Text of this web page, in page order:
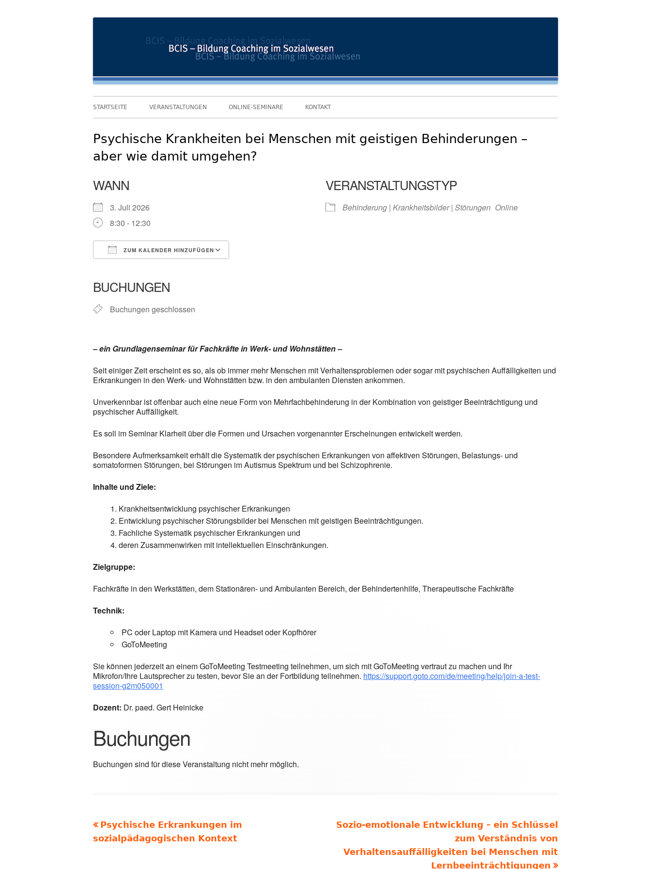
BCIS
Primäres
STARTSEITE VERANSTALTUNGEN ONLINE-SEMINARE KONTAKT
Psychische Krankheiten bei Menschen mit geistigen Behinderungen –
aber wie damit umgehen?
WANN
3. Juli 2026
8:30 - 12:30
ZUM KALENDER HINZUFÜGEN
BUCHUNGEN
Buchungen geschlossen
VERANSTALTUNGSTYP
Behinderung | Krankheitsbilder | Störungen Online
– ein Grundlagenseminar für Fachkräfte in Werk- und Wohnstätten –
Seit einiger Zeit erscheint es so, als ob immer mehr Menschen mit Verhaltensproblemen oder sogar mit psychischen Auffälligkeiten und
Erkrankungen in den Werk- und Wohnstätten bzw. in den ambulanten Diensten ankommen.
Unverkennbar ist offenbar auch eine neue Form von Mehrfachbehinderung in der Kombination von geistiger Beeinträchtigung und
psychischer Auffälligkeit.
Es soll im Seminar Klarheit über die Formen und Ursachen vorgenannter Erscheinungen entwickelt werden.
Besondere Aufmerksamkeit erhält die Systematik der psychischen Erkrankungen von affektiven Störungen, Belastungs- und
somatoformen Störungen, bei Störungen im Autismus Spektrum und bei Schizophrenie.
Inhalte und Ziele:
Krankheitsentwicklung psychischer Erkrankungen
Entwicklung psychischer Störungsbilder bei Menschen mit geistigen Beeinträchtigungen.
Fachliche Systematik psychischer Erkrankungen und
deren Zusammenwirken mit intellektuellen Einschränkungen.
Zielgruppe:
Fachkräfte in den Werkstätten, dem Stationären- und Ambulanten Bereich, der Behindertenhilfe, Therapeutische Fachkräfte
Technik:
PC oder Laptop mit Kamera und Headset oder Kopfhörer
GoToMeeting
Sie können jederzeit an einem GoToMeeting Testmeeting teilnehmen, um sich mit GoToMeeting vertraut zu machen und Ihr
Mikrofon/Ihre Lautsprecher zu testen, bevor Sie an der Fortbildung teilnehmen. https://support.goto.com/de/meeting/help/join-a-test-
session-g2m050001
Dozent: Dr. paed. Gert Heinicke
Buchungen
Buchungen sind für diese Veranstaltung nicht mehr möglich.
Beitragsnavigation
Vorheriger
Beitrag:
Psychische Erkrankungen im
sozialpädagogischen Kontext
Nächster
Sozio-emotionale Entwicklung – ein Schlüssel
zum Verständnis von
Verhaltensauffälligkeiten bei Menschen mit
Lernbeeinträchtigungen